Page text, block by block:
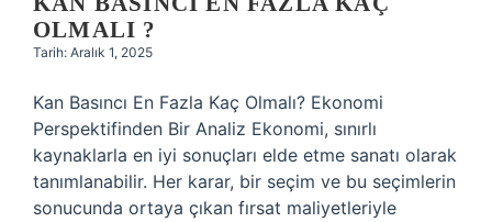
OLMALI ?
Tarih: Aralık 1, 2025
Kan Basıncı En Fazla Kaç Olmalı? Ekonomi
Perspektifinden Bir Analiz Ekonomi, sınırlı
kaynaklarla en iyi sonuçları elde etme sanatı olarak
tanımlanabilir. Her karar, bir seçim ve bu seçimlerin
sonucunda ortaya çıkan fırsat maliyetleriyle